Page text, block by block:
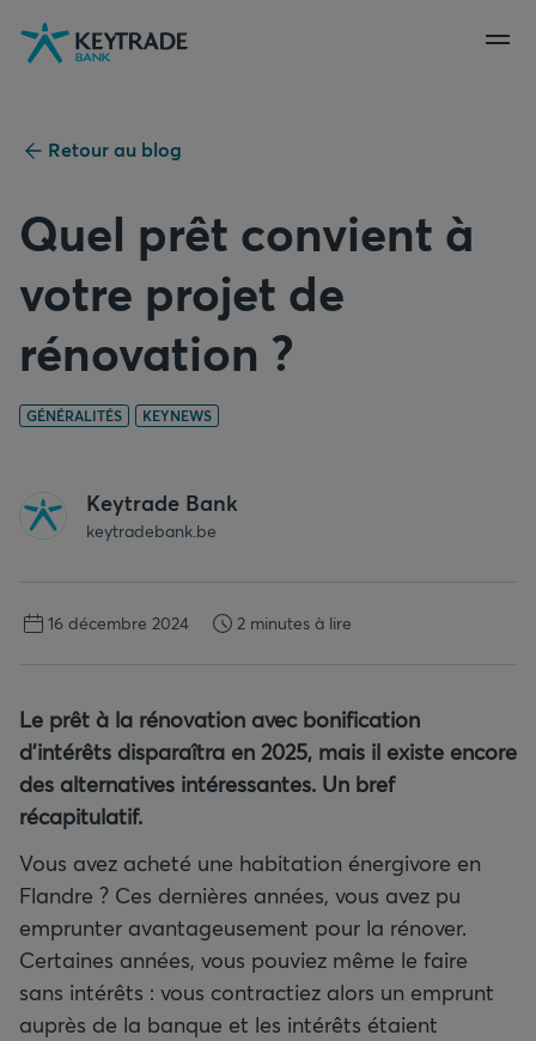
Aller
Aller
Aller
au
Retour au blog
Quel prêt convient à
votre projet de
rénovation ?
GÉNÉRALITÉS KEYNEWS
Keytrade Bank
keytradebank.be
16 décembre 2024 2 minutes à lire
Le prêt à la rénovation avec bonification
d’intérêts disparaîtra en 2025, mais il existe encore
des alternatives intéressantes. Un bref
récapitulatif.
Vous avez acheté une habitation énergivore en
Flandre ? Ces dernières années, vous avez pu
emprunter avantageusement pour la rénover.
Certaines années, vous pouviez même le faire
sans intérêts : vous contractiez alors un emprunt
auprès de la banque et les intérêts étaient